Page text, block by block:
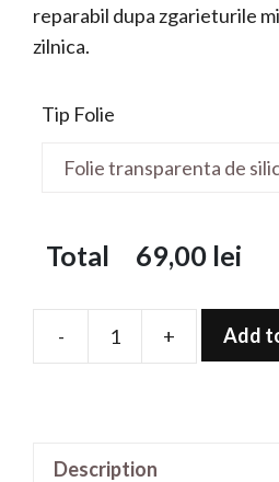
reparabil dupa zgarieturile
zilnica.
Tip Folie
Total 69,00 lei
-
Folie
+ Add
Description